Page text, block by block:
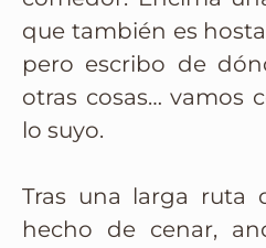
que también es
pero escribo de
otras cosas… vamos
lo suyo.
Tras una larga ruta
hecho de cenar,